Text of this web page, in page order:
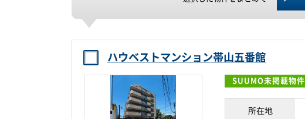
ハウベストマンション帯山五番館
SUUMO未掲載物件
所在地